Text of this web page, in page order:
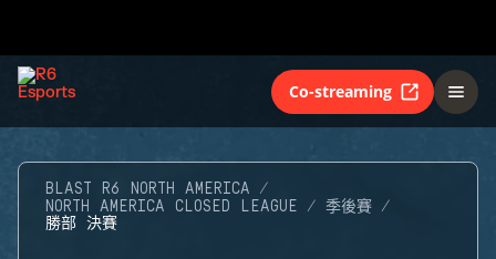
Co-streaming
BLAST R6 NORTH AMERICA
NORTH AMERICA CLOSED LEAGUE
季後賽
勝部 決賽